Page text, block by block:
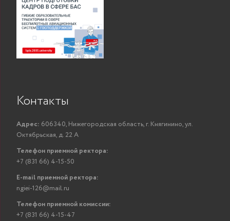
Контакты
Адрес: 606340, Нижегородская область, г. Княгинино, ул.
Октябрьская, д. 22 А
Телефон приемной ректора:
+7 (831 66) 4-15-50
E-mail приемной ректора:
ngiei-126@mail.ru
Телефон приемной комиссии:
+7 (831 66) 4-15-47